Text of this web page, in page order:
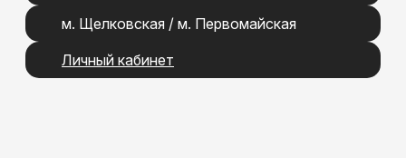
м. Щелковская / м. Первомайская
Личный кабинет